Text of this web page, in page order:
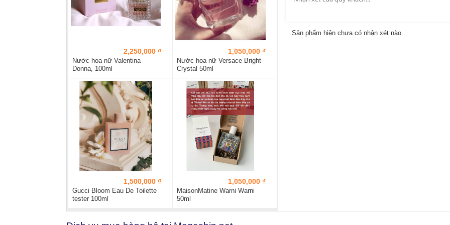
2,250,000 ₫
Nước hoa nữ Valentina
Donna, 100ml
1,050,000 ₫
Nước hoa nữ Versace Bright
Crystal 50ml
1,500,000 ₫
Gucci Bloom Eau De Toilette
tester 100ml
1,050,000 ₫
MaisonMatine Warni Warni
50ml
Sản phẩm hiện chưa có nhận xét nào